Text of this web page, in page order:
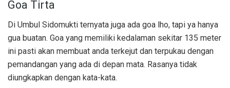
Goa Tirta
Di Umbul Sidomukti ternyata juga ada goa lho, tapi ya hanya
gua buatan. Goa yang memiliki kedalaman sekitar 135 meter
ini pasti akan membuat anda terkejut dan terpukau dengan
pemandangan yang ada di depan mata. Rasanya tidak
diungkapkan dengan kata-kata.